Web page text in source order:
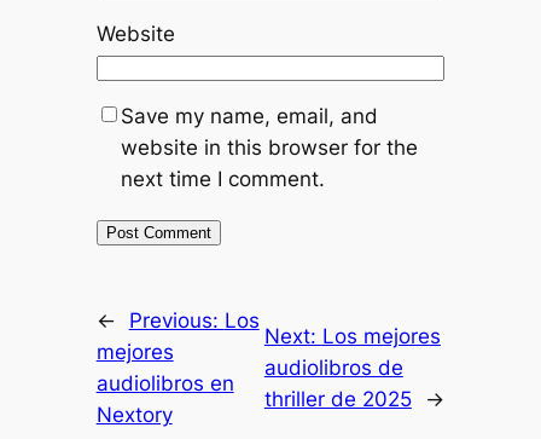
Website
Save my name, email, and
website in this browser for the
next time I comment.
← Previous: Los
mejores
audiolibros en
Nextory
Next: Los mejores
audiolibros de
thriller de 2025
→